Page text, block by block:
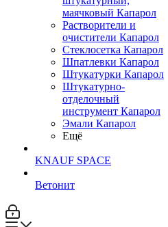
маячковый Капарол
Растворители и
очистители Капарол
Cтеклосетка Капарол
Шпатлевки Капарол
Штукатурки Капарол
Штукатурно-
отделочный
инструмент Капарол
Эмали Капарол
Ещё
KNAUF SPACE
Ветонит